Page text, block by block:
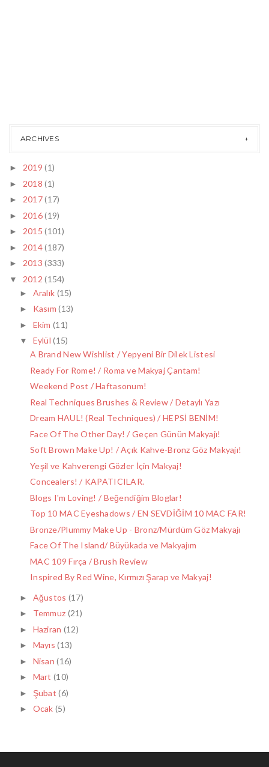
ARCHIVES
► 2019(1)
► 2018(1)
► 2017(17)
► 2016(19)
► 2015(101)
► 2014(187)
► 2013(333)
▼ 2012(154)
► Aralık (15)
► Kasım(13)
► Ekim(11)
▼ Eylül(15)
A Brand New Wishlist / Yepyeni Bir Dilek Listesi
Ready For Rome! / Roma ve Makyaj Çantam!
Weekend Post / Haftasonum!
Real Techniques Brushes & Review / Detaylı Yazı
Dream HAUL! (Real Techniques) / HEPSİ BENİM!
Face Of The Other Day! / Geçen Günün Makyajı!
Soft Brown Make Up! / Açık Kahve-Bronz Göz Makyajı!
Yeşil ve Kahverengi Gözler İçin Makyaj!
Concealers! / KAPATICILAR.
Blogs I'm Loving! / Beğendiğim Bloglar!
Top 10 MAC Eyeshadows / EN SEVDİĞİM 10 MAC FAR!
Bronze/Plummy Make Up - Bronz/Mürdüm Göz Makyajı
Face Of The Island/ Büyükada ve Makyajım
MAC 109 Fırça / Brush Review
Inspired By Red Wine, Kırmızı Şarap ve Makyaj!
► Ağustos (17)
► Temmuz (21)
► Haziran (12)
► Mayıs(13)
► Nisan(16)
► Mart(10)
► Şubat(6)
► Ocak(5)